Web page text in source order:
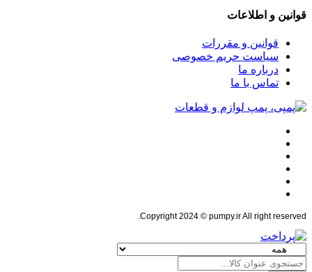
قوانین و اطلاعات
قوانین و مقررات
سیاست حریم خصوصی
درباره ما
تماس با ما
Copyright 2024 © pumpy.ir All right reserved.